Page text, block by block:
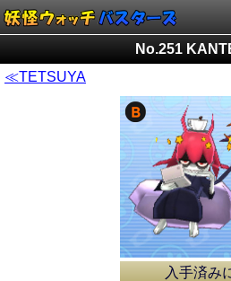
No.251
≪TETSUYA
入手済み